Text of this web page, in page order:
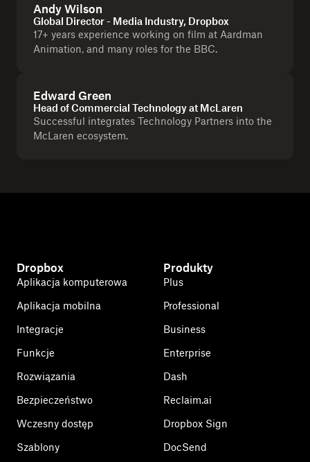
Andy Wilson
Global Director - Media Industry, Dropbox
17+ years experience working on film at Aardman
Animation, and many roles for the BBC.
Edward Green
Head of Commercial Technology at McLaren
Successful integrates Technology Partners into the
McLaren ecosystem.
Dropbox
Aplikacja komputerowa
Aplikacja mobilna
Integracje
Funkcje
Rozwiązania
Bezpieczeństwo
Wczesny dostęp
Szablony
Produkty
Plus
Professional
Business
Enterprise
Dash
Reclaim.ai
Dropbox Sign
DocSend